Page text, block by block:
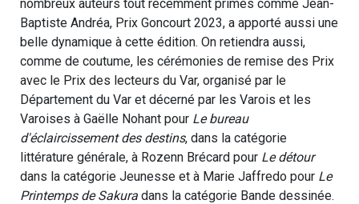
nombreux auteurs tout récemment primés comme Jean-
Baptiste Andréa, Prix Goncourt 2023, a apporté aussi une
belle dynamique à cette édition. On retiendra aussi,
comme de coutume, les cérémonies de remise des Prix
avec le Prix des lecteurs du Var, organisé par le
Département du Var et décerné par les Varois et les
Varoises à Gaëlle Nohant pour Le bureau
d'éclaircissement des destins, dans la catégorie
littérature générale, à Rozenn Brécard pour Le détour
dans la catégorie Jeunesse et à Marie Jaffredo pour Le
Printemps de Sakura dans la catégorie Bande dessinée.